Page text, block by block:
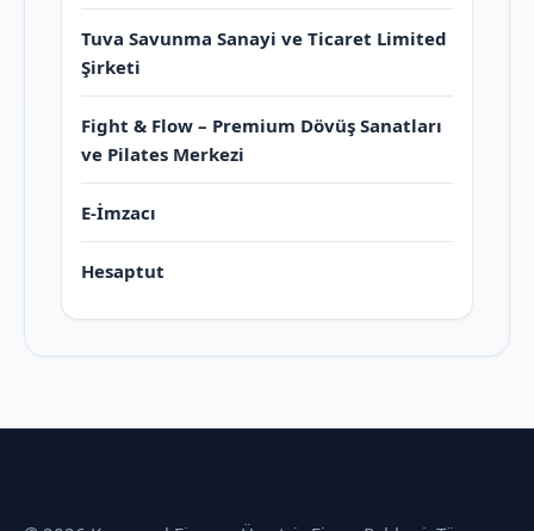
Tuva Savunma Sanayi ve Ticaret Limited
Şirketi
Fight & Flow – Premium Dövüş Sanatları
ve Pilates Merkezi
E-İmzacı
Hesaptut